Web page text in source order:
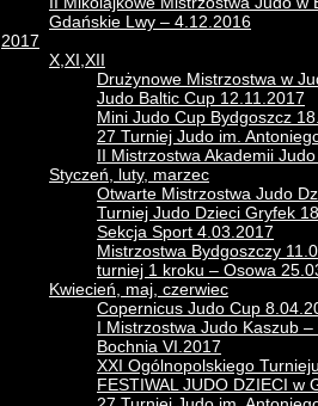
Gdańskie Lwy – 4.12.2016
2017
X,XI,XII
Drużynowe Mistrzostwa w
Judo Baltic Cup 12.11.2017
Mini Judo Cup Bydgoszcz
27 Turniej Judo im.
II Mistrzostwa Akademii
Styczeń, luty, marzec
Otwarte Mistrzostwa Judo
Turniej Judo Dzieci Gryfek
Sekcja Sport 4.03.2017
Mistrzostwa Bydgoszczy
turniej 1 kroku – Osowa
Kwiecień, maj, czerwiec
Copernicus Judo Cup
I Mistrzostwa Judo Kaszub
Bochnia VI.2017
XXI Ogólnopolskiego
FESTIWAL JUDO DZIECI w